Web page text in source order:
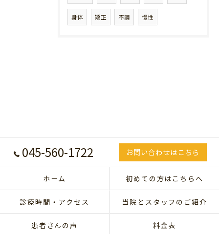
身体 矯正 不調 慢性
045-560-1722 お問い合わせはこちら
ホーム 初めての方はこちらへ
診療時間・アクセス 当院とスタッフのご紹介
患者さんの声 料金表